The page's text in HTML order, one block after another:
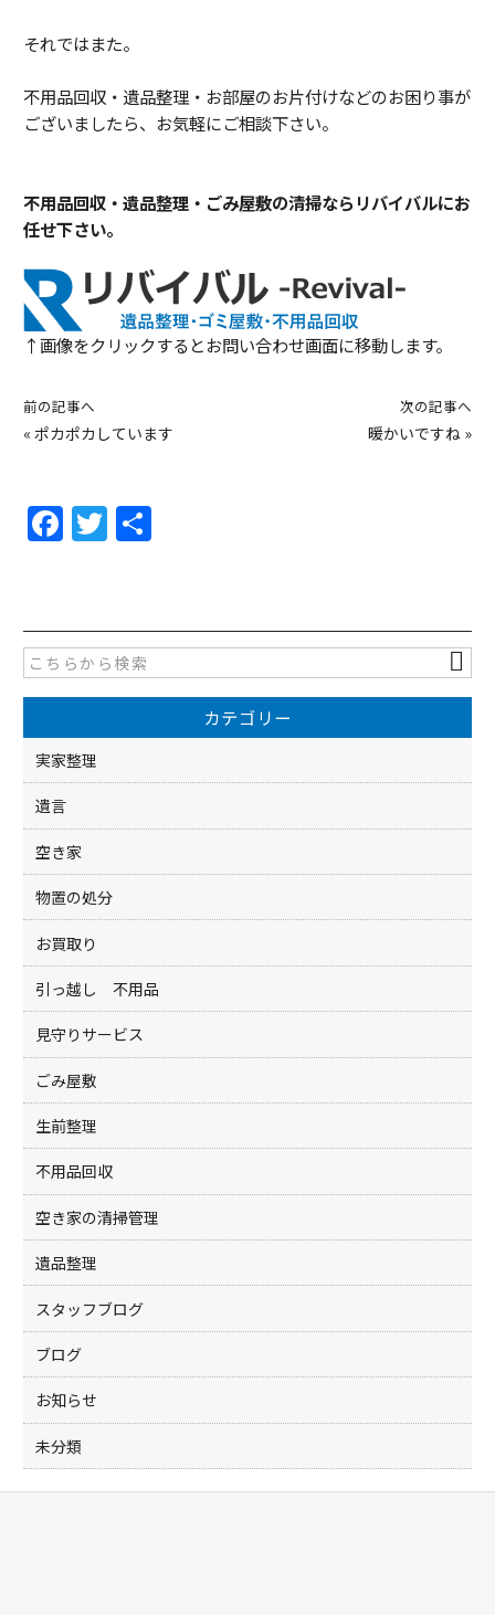
それではまた。
不用品回収・遺品整理・お部屋のお片付けなどのお困り事が
ございましたら、お気軽にご相談下さい。
不用品回収・遺品整理・ごみ屋敷の清掃ならリバイバルにお
任せ下さい。
↑画像をクリックするとお問い合わせ画面に移動します。
前の記事へ
« ポカポカしています
次の記事へ
暖かいですね »
F
a
e
b
o
o
k
T
w
er
カテゴリー
実家整理
遺言
空き家
物置の処分
お買取り
引っ越し 不用品
見守りサービス
ごみ屋敷
生前整理
不用品回収
空き家の清掃管理
遺品整理
スタッフブログ
ブログ
お知らせ
未分類